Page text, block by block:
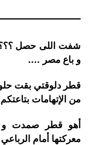
شفت اللى حصل ؟؟؟
و باع مصر ….
قطر دلوقتي بقت
من الإتهامات
أهو قطر صمدت
معركتها أمام